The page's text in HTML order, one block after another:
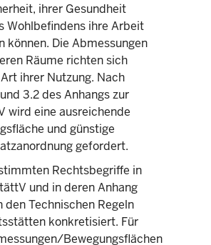
ihrer Gesundheit
Wohlbefindens ihre Arbeit
können. Die Abmessungen
Räume richten sich
ihrer Nutzung. Nach
3.2 des Anhangs zur
wird eine ausreichende
und günstige
gefordert.
Rechtsbegriffe in
und in deren Anhang
den Technischen Regeln
konkretisiert. Für
Bewegungsflächen